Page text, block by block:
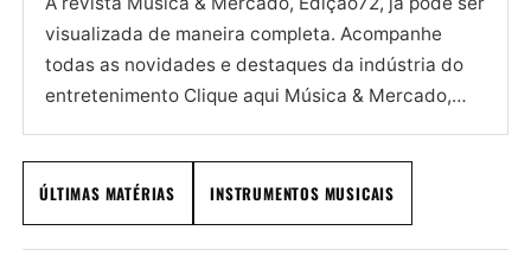
visualizada de maneira completa. Acompanhe
todas as novidades e destaques da indústria do
entretenimento Clique aqui Música & Mercado,
ÚLTIMAS MATÉRIAS INSTRUMENTOS MUSICAIS